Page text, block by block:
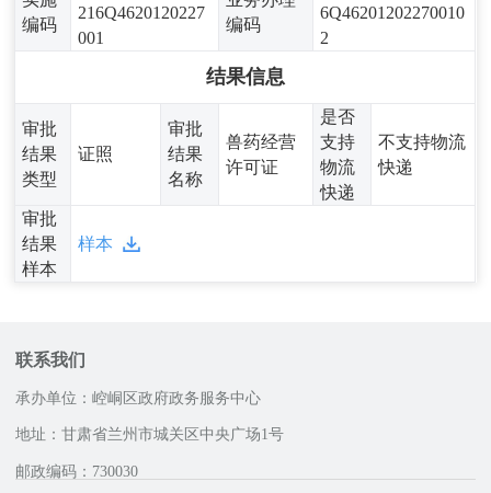
编码
216Q4620120227
001
编码
6Q46201202270010
2
结果信息
审批
结果
类型
证照
审批
结果
名称
兽药经营
许可证
是否
支持
物流
快递
不支持物流
快递
审批
结果
样本
样本
联系我们
承办单位：崆峒区政府政务服务中心
地址：甘肃省兰州市城关区中央广场1号
邮政编码：730030